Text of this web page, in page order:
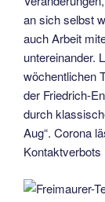
an sich selbst
auch Arbeit
untereinander.
wöchentlichen
der Friedrich-
durch
Aug“. Corona
Kontaktverbots